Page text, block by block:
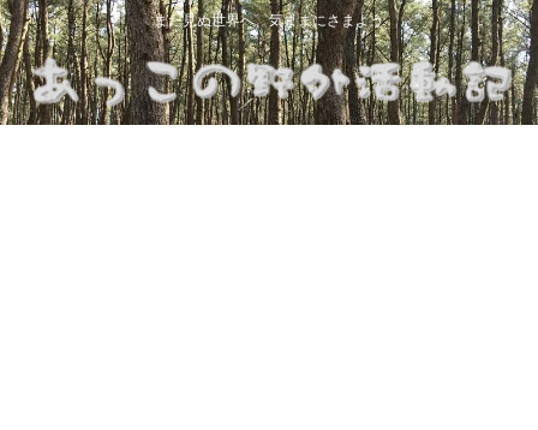
まだ見ぬ世界へ、気ままにさまよう